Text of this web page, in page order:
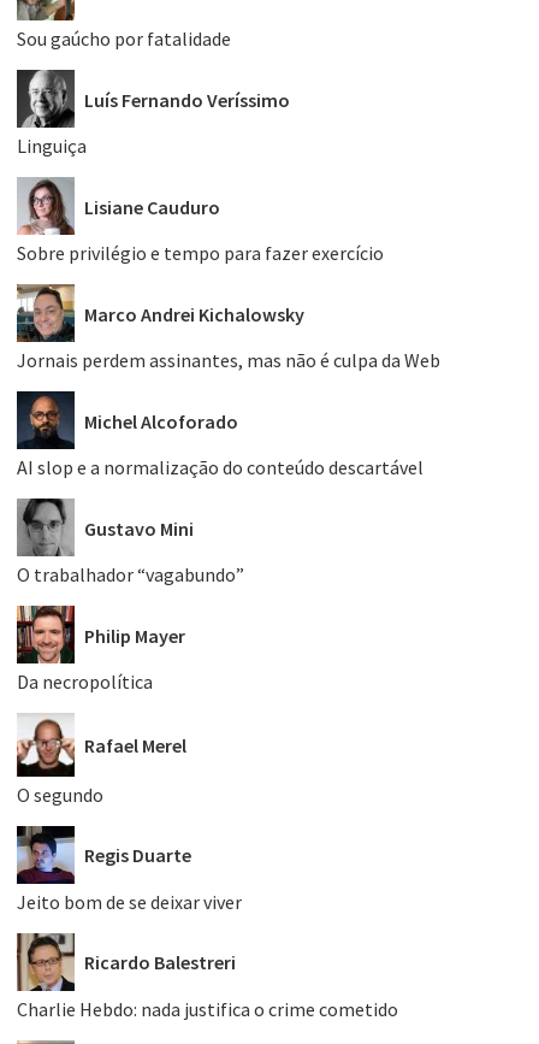
Sou gaúcho por fatalidade
Luís Fernando Veríssimo
Linguiça
Lisiane Cauduro
Sobre privilégio e tempo para fazer exercício
Marco Andrei Kichalowsky
Jornais perdem assinantes, mas não é culpa da Web
Michel Alcoforado
AI slop e a normalização do conteúdo descartável
Gustavo Mini
O trabalhador “vagabundo”
Philip Mayer
Da necropolítica
Rafael Merel
O segundo
Regis Duarte
Jeito bom de se deixar viver
Ricardo Balestreri
Charlie Hebdo: nada justifica o crime cometido